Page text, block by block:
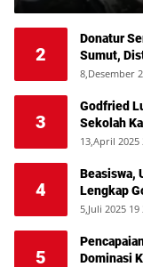
2
Donatur
Sumut,
8,Desember
3
Godfried
Sekolah
13,April 2025
4
Beasiswa,
Lengkap
5,Juli 2025 19
5
Dominasi